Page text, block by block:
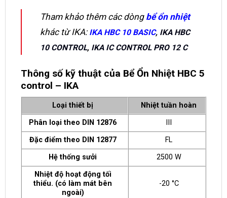
Tham khảo thêm các dòng bể ổn nhiệt
khác từ IKA: IKA HBC 10 BASIC, IKA HBC
10 CONTROL, IKA IC CONTROL PRO 12 C
Thông số kỹ thuật của Bể Ổn Nhiệt HBC 5
control – IKA
Loại thiết bị
Nhiệt tuần hoàn
Phân loại theo DIN 12876
Đặc điểm theo DIN 12877
FL
Hệ thống sưởi
2500 W
Nhiệt độ hoạt động tối
thiểu. (có làm mát bên
ngoài)
-20 °C